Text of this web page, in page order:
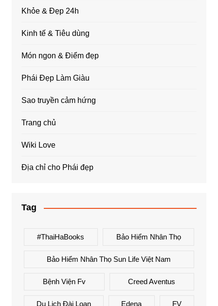
Khỏe & Đẹp 24h
Kinh tế & Tiêu dùng
Món ngon & Điểm đẹp
Phái Đẹp Làm Giàu
Sao truyền cảm hứng
Trang chủ
Wiki Love
Địa chỉ cho Phái đẹp
Tag
#ThaiHaBooks Bảo Hiểm Nhân Thọ
Bảo Hiểm Nhân Thọ Sun Life Việt Nam
Bệnh Viện Fv Creed Aventus
Du Lịch Đài Loan Edena FV